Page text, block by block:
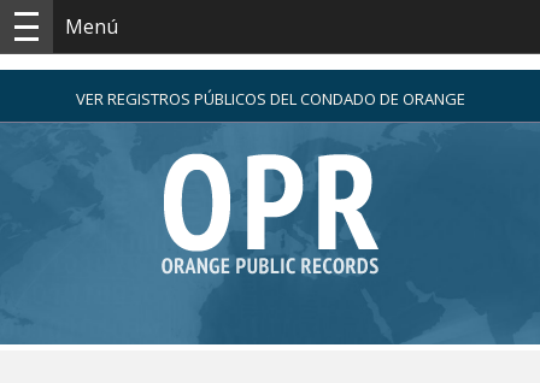
Menú
VER REGISTROS PÚBLICOS DEL CONDADO DE ORANGE